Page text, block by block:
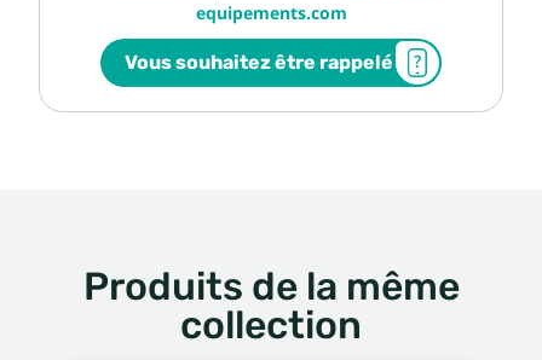
equipements.com
Vous souhaitez être rappelé
Produits de la même
collection